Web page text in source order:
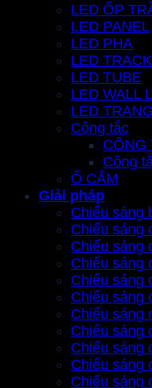
LED ỐP
LED PANEL
LED PHA
LED
LED TUBE
LED WALL
LED
Công tắc
CÔNG
Công
Ổ CẮM
Giải pháp
Chiếu sáng
Chiếu sáng
Chiếu sáng
Chiếu sáng
Chiếu sáng
Chiếu sáng
Chiếu sáng
Chiếu sáng
Chiếu sáng
Chiếu sáng
Chiếu sáng